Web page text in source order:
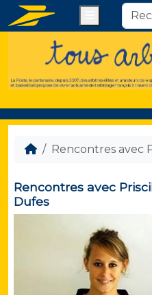
Rencontres avec
Rencontres avec
Dufes